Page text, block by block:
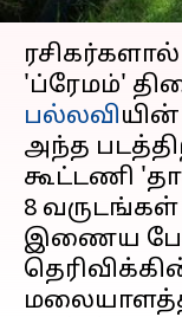
செய்தி
ரசிகர்களால்
'ப்ரேமம்'
பல்லவியின்
அந்த
கூட்டணி
8
இணைய